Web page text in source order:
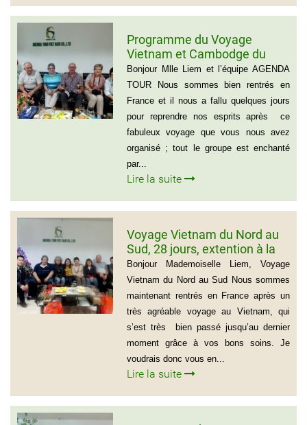
Programme du Voyage
Vietnam et Cambodge du
group de Mr LACROIX (6
personnes)
Bonjour Mlle Liem et l’équipe AGENDA
TOUR Nous sommes bien rentrés en
France et il nous a fallu quelques jours
pour reprendre nos esprits après ce
fabuleux voyage que vous nous avez
organisé ; tout le groupe est enchanté
par...
Lire la suite
Voyage Vietnam du Nord au
Sud, 28 jours, extention à la
plage de Muine du groupe de
Mr Thierry Voinier
Bonjour Mademoiselle Liem, Voyage
Vietnam du Nord au Sud Nous sommes
maintenant rentrés en France après un
très agréable voyage au Vietnam, qui
s’est très bien passé jusqu’au dernier
moment grâce à vos bons soins. Je
voudrais donc vous en...
Lire la suite